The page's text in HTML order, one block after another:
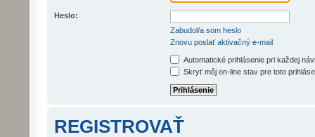
Heslo:
Zabudol/a som heslo
Znovu poslať aktivačný e-mail
Automatické prihlásenie pri každej
Skryť môj on-line stav pre toto
REGISTROVAŤ